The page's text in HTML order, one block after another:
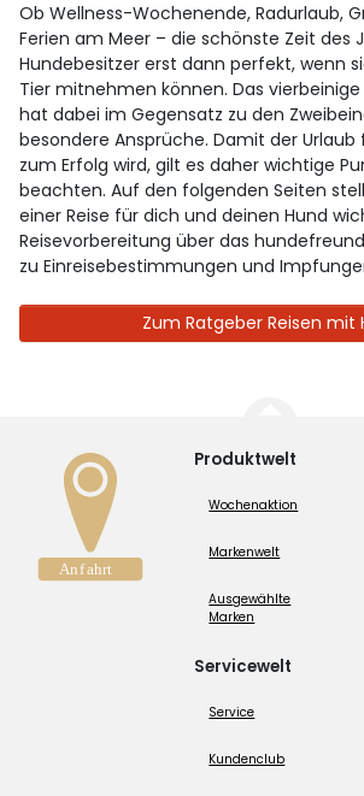
Ob Wellness-Wochenende, Radurlaub,
Ferien am Meer – die schönste Zeit des
Hundebesitzer erst dann perfekt, wenn
Tier mitnehmen können. Das
hat dabei im Gegensatz zu den
besondere Ansprüche. Damit der Urlaub
zum Erfolg wird, gilt es daher wichtige
beachten. Auf den folgenden Seiten
einer Reise für dich und deinen Hund
Reisevorbereitung über das
zu Einreisebestimmungen und
Zum Ratgeber Reisen mit
Produktwelt
Wochenaktion
Markenwelt
Ausgewählte
Marken
Servicewelt
Service
Kundenclub